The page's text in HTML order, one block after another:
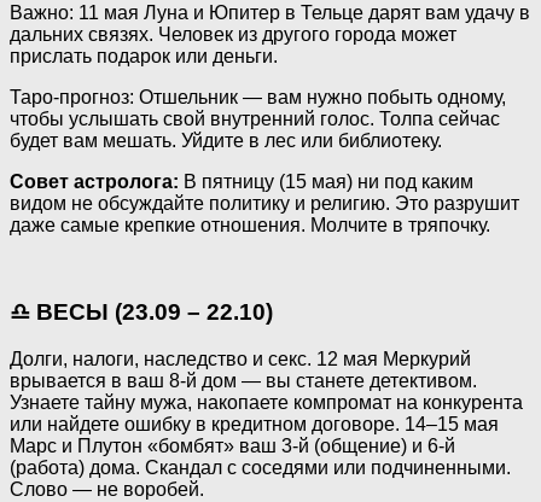
Важно: 11 мая Луна и Юпитер в Тельце дарят вам удачу в
дальних связях. Человек из другого города может
прислать подарок или деньги.
Таро-прогноз: Отшельник — вам нужно побыть одному,
чтобы услышать свой внутренний голос. Толпа сейчас
будет вам мешать. Уйдите в лес или библиотеку.
Совет астролога: В пятницу (15 мая) ни под каким
видом не обсуждайте политику и религию. Это разрушит
даже самые крепкие отношения. Молчите в тряпочку.
♎ ВЕСЫ (23.09 – 22.10)
Долги, налоги, наследство и секс. 12 мая Меркурий
врывается в ваш 8-й дом — вы станете детективом.
Узнаете тайну мужа, накопаете компромат на конкурента
или найдете ошибку в кредитном договоре. 14–15 мая
Марс и Плутон «бомбят» ваш 3-й (общение) и 6-й
(работа) дома. Скандал с соседями или подчиненными.
Слово — не воробей.